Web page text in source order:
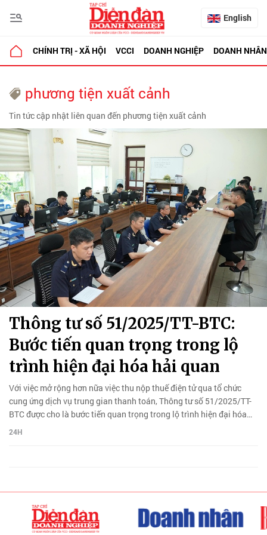
English
CHÍNH TRỊ - XÃ HỘI VCCI DOANH NGHIỆP DOANH NHÂN
phương tiện xuất cảnh
Tin tức cập nhật liên quan đến phương tiện xuất cảnh
Thông tư số 51/2025/TT-BTC:
Bước tiến quan trọng trong lộ
trình hiện đại hóa hải quan
Với việc mở rộng hơn nữa việc thu nộp thuế điện tử qua tổ chức
cung ứng dịch vụ trung gian thanh toán, Thông tư số 51/2025/TT-
BTC được cho là bước tiến quan trọng trong lộ trình hiện đại hóa
hải quan.
24H